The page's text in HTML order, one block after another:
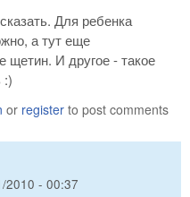
Для ребенка
а тут еще
щетин. И другое - такое
:)
or register to post comments
2010 - 00:37